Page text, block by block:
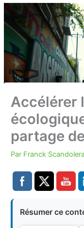
Accélérer
partage
Par Franck Scandolera
Résumer ce